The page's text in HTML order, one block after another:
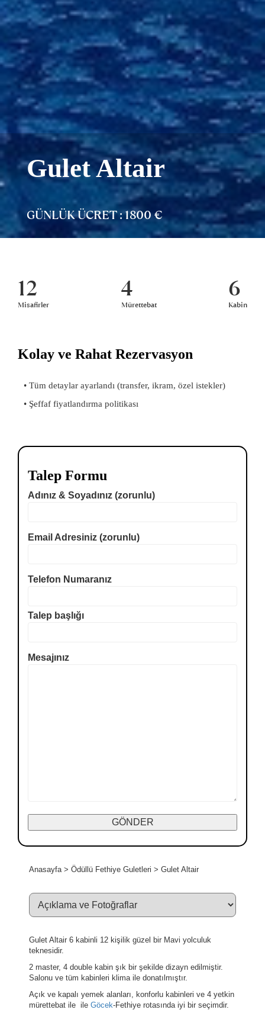
Gulet Altair
GÜNLÜK ÜCRET : 1800 €
12
Misafirler
4
Mürettebat
6
Kabin
Kolay ve Rahat Rezervasyon
• Tüm detaylar ayarlandı (transfer, ikram, özel istekler)
• Şeffaf fiyatlandırma politikası
Talep Formu
Adınız & Soyadınız (zorunlu)
Email Adresiniz (zorunlu)
Telefon Numaranız
Talep başlığı
Mesajınız
Anasayfa>Ödüllü Fethiye Guletleri>Gulet Altair
Gulet Altair 6 kabinli 12 kişilik güzel bir Mavi yolculuk
teknesidir.
2 master, 4 double kabin şık bir şekilde dizayn edilmiştir.
Salonu ve tüm kabinleri klima ile donatılmıştır.
Açık ve kapalı yemek alanları, konforlu kabinleri ve 4 yetkin
mürettebat ile ileGöcek-Fethiye rotasında iyi bir seçimdir.